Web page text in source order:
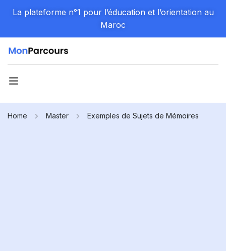
La plateforme n°1 pour l’éducation et l’orientation au
Maroc
Home Master Exemples de Sujets de Mémoires